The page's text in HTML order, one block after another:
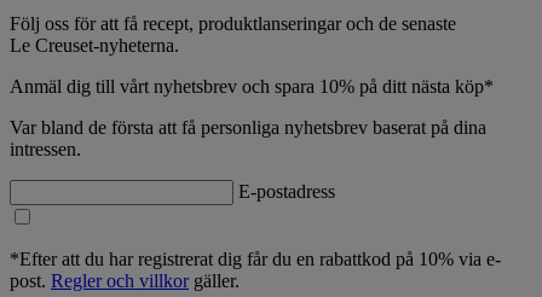
Följ oss för att få recept, produktlanseringar och de senaste
Le Creuset-nyheterna.
Anmäl dig till vårt nyhetsbrev och spara 10% på ditt nästa köp*
Var bland de första att få personliga nyhetsbrev baserat på dina
intressen.
E-postadress
*Efter att du har registrerat dig får du en rabattkod på 10% via e-
post. Regler och villkorgäller.